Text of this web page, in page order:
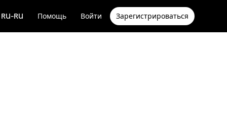
RU-RU Помощь Войти Зарегистрироваться